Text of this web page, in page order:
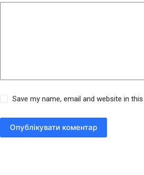
Save my name, email and website in
Опублікувати коментар